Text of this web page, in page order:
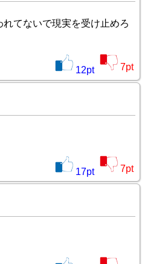
てないで現実を受け止めろ
12pt 7pt
17pt 7pt